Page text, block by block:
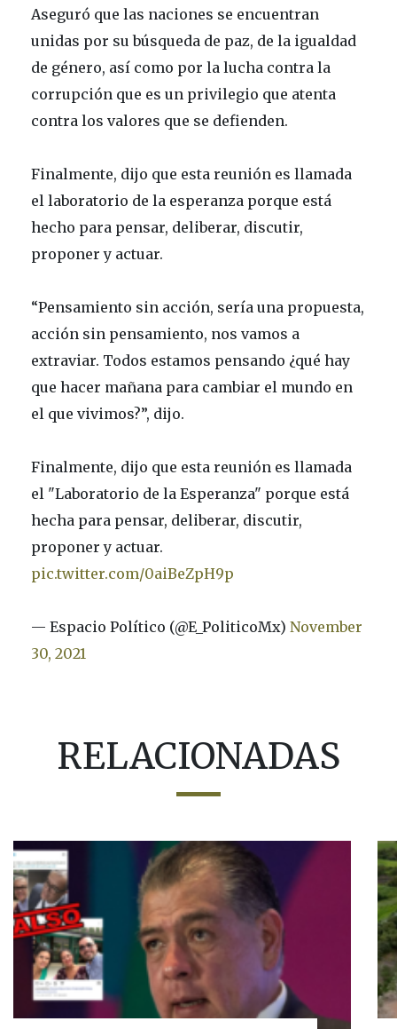
Aseguró que las naciones se encuentran
unidas por su búsqueda de paz, de la igualdad
de género, así como por la lucha contra la
corrupción que es un privilegio que atenta
contra los valores que se defienden.
Finalmente, dijo que esta reunión es llamada
el laboratorio de la esperanza porque está
hecho para pensar, deliberar, discutir,
proponer y actuar.
“Pensamiento sin acción, sería una propuesta,
acción sin pensamiento, nos vamos a
extraviar. Todos estamos pensando ¿qué hay
que hacer mañana para cambiar el mundo en
el que vivimos?”, dijo.
Finalmente, dijo que esta reunión es llamada
el "Laboratorio de la Esperanza" porque está
hecha para pensar, deliberar, discutir,
proponer y actuar.
pic.twitter.com/0aiBeZpH9p
— Espacio Político (@E_PoliticoMx) November
30, 2021
RELACIONADAS